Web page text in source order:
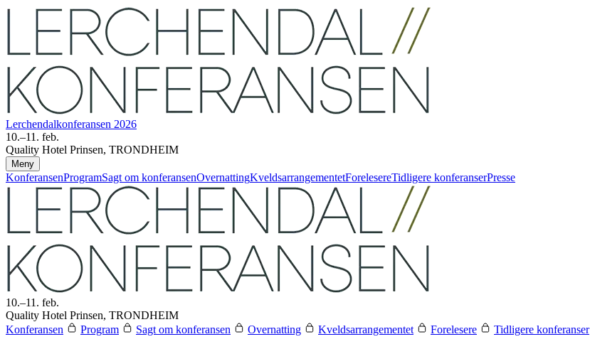
Lerchendal­konferansen 2026
10.–11. feb.
Quality Hotel Prinsen, TRONDHEIM
Meny
KonferansenProgramSagt om konferansenOvernattingKveldsarrangementetForelesereTidligere konferanserPresse
10.–11. feb.
Quality Hotel Prinsen, TRONDHEIM
Konferansen
Program Sagt om konferansen Overnatting Kveldsarrangementet Forelesere Tidligere konferanser